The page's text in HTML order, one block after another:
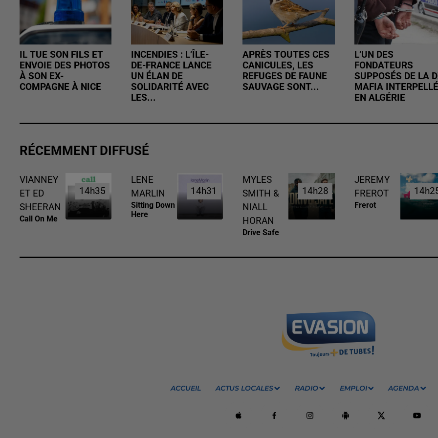
IL TUE SON FILS ET
ENVOIE DES PHOTOS
À SON EX-
COMPAGNE À NICE
INCENDIES : L’ÎLE-
DE-FRANCE LANCE
UN ÉLAN DE
SOLIDARITÉ AVEC
LES...
APRÈS TOUTES CES
CANICULES, LES
REFUGES DE FAUNE
SAUVAGE SONT...
L’UN DES
FONDATEURS
SUPPOSÉS DE LA
MAFIA INTERPELLÉ
EN ALGÉRIE
RÉCEMMENT DIFFUSÉ
VIANNEY
ET ED
SHEERAN
Call On Me
14h35
14h35
LENE
MARLIN
Sitting Down
Here
14h31
14h31
MYLES
SMITH &
NIALL
HORAN
Drive Safe
14h28
14h28
JEREMY
FREROT
Frerot
ACCUEIL ACTUS LOCALES RADIO EMPLOI AGENDA